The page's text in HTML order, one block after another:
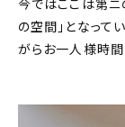
今ではここは第ニ
の空間」となって
がらお一人様時間